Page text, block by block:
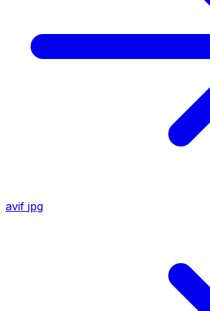
avif jpg